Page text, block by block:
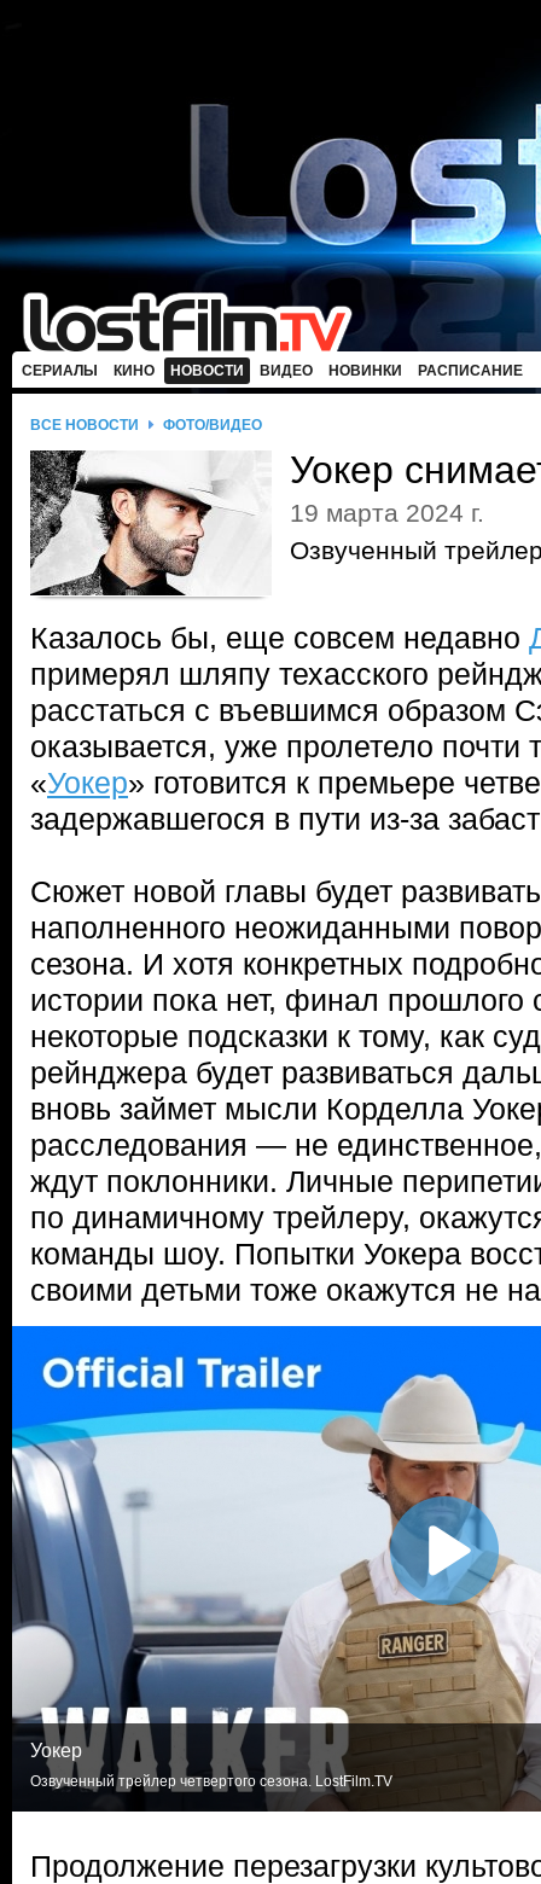
СЕРИАЛЫ КИНО НОВОСТИ ВИДЕО НОВИНКИ РАСПИСАНИЕ
ВСЕ НОВОСТИ ФОТО/ВИДЕО
Уокер
19 марта 2024 г.
Озвученный
Казалось бы, еще совсем недавно
примерял шляпу техасского
расстаться с въевшимся образом
оказывается, уже пролетело почти
«Уокер» готовится к премьере
задержавшегося в пути из-за
Сюжет новой главы будет
наполненного неожиданными
сезона. И хотя конкретных
истории пока нет, финал прошлого
некоторые подсказки к тому, как
рейнджера будет развиваться
вновь займет мысли Корделла
расследования — не
ждут поклонники. Личные
по динамичному трейлеру,
команды шоу. Попытки Уокера
своими детьми тоже окажутся не
Уокер
Озвученный трейлер четвертого сезона. LostFilm.TV
Продолжение перезагрузки